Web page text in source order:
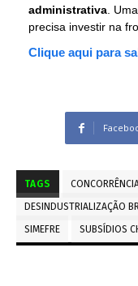
administrativa .
precisa investir na
Clique aqui para
TAGS
DESINDUSTRIALIZAÇÃO
SIMEFRE
SUBSÍDIOS